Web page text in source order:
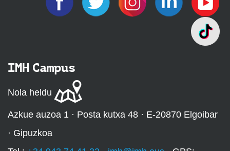
IMH Campus
Nola heldu
Azkue auzoa 1 · Posta kutxa 48 · E-20870 Elgoibar
· Gipuzkoa